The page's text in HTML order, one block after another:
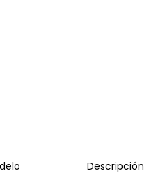
Descripción